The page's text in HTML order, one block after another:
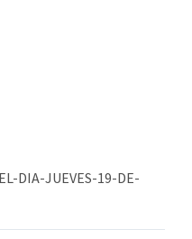
DIA-JUEVES-19-DE-